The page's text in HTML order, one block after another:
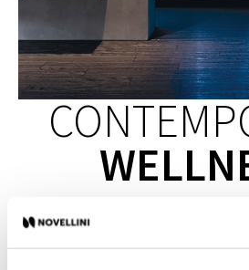
Bem-estar contemporâneo representa a
A energia regeneradora da água se